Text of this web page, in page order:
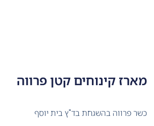
מארז קינוחים קטן פרווה
כשר פרווה בהשגחת בד"ץ בית יוסף